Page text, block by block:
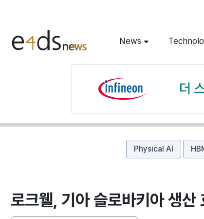
News
Physical AI
로크웰, 기아 슬로바키아 생산